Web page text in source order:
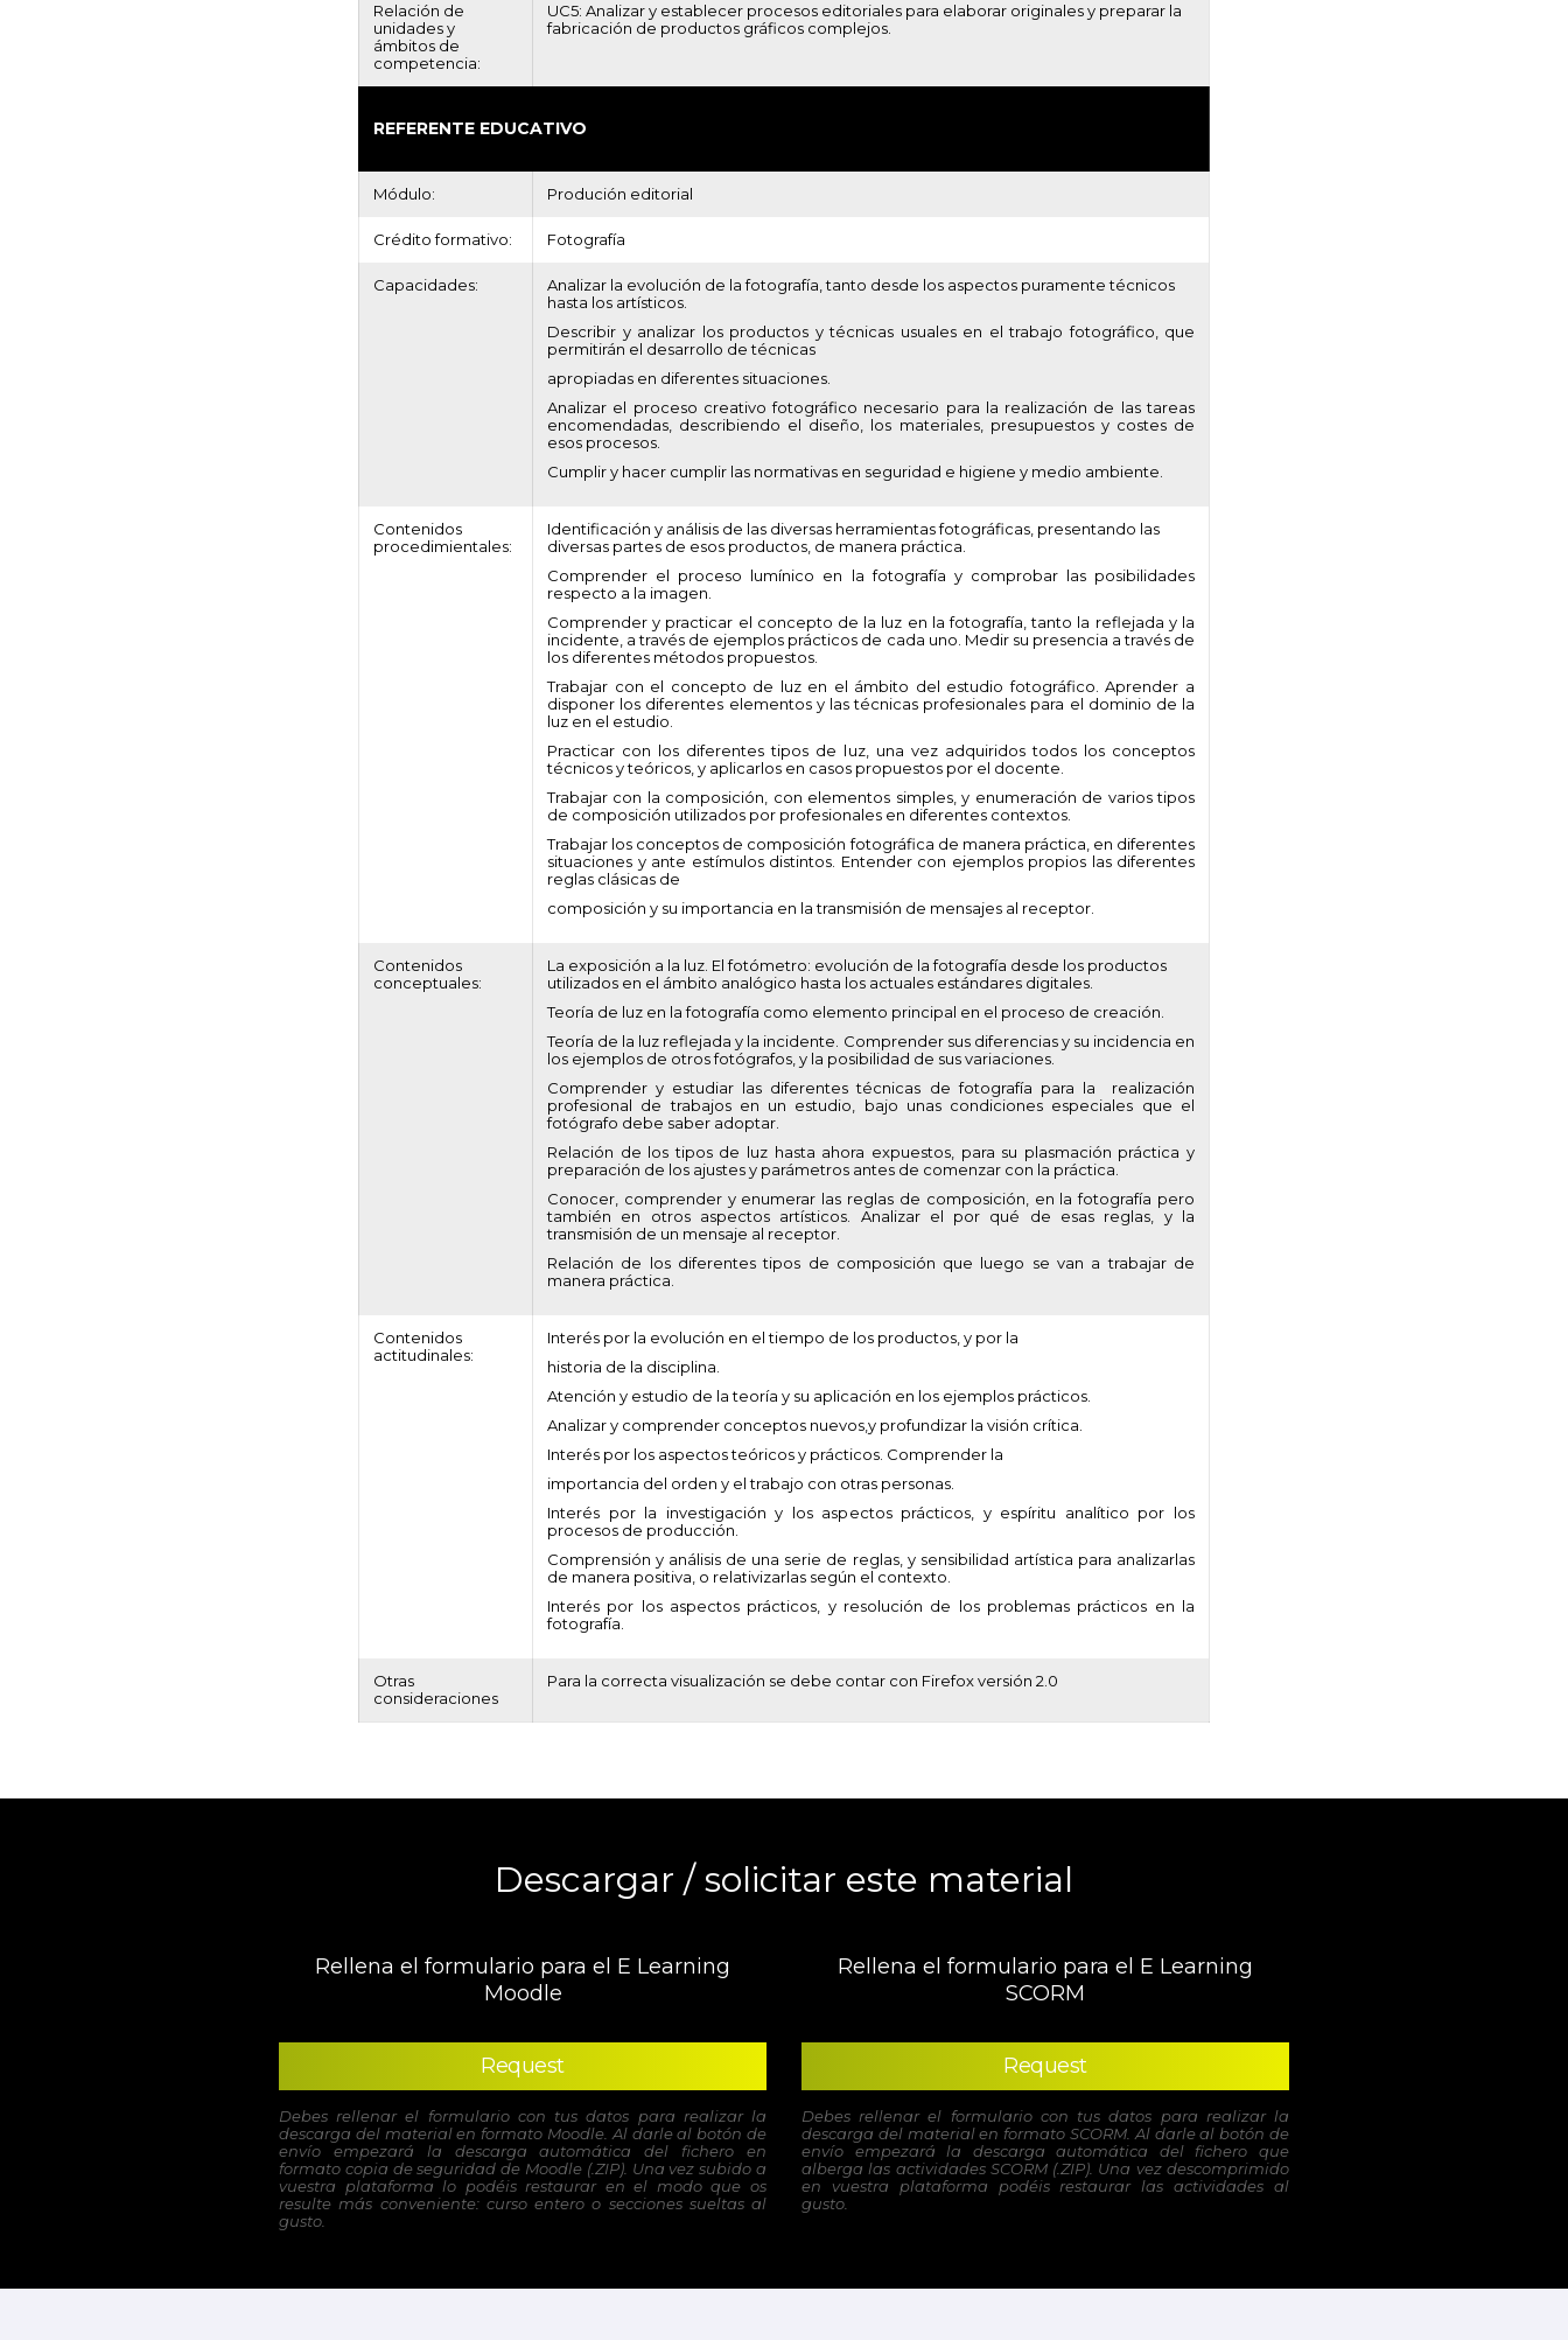
Relación de
unidades y
ámbitos de
competencia:
UC5: Analizar y establecer procesos editoriales para elaborar originales y preparar la
fabricación de productos gráficos complejos.
REFERENTE EDUCATIVO
Módulo: Produción editorial
Crédito formativo: Fotografía
Capacidades:
Analizar la evolución de la fotografía, tanto desde los aspectos puramente técnicos
hasta los artísticos.
Describir y analizar los productos y técnicas usuales en el trabajo fotográfico, que
permitirán el desarrollo de técnicas
apropiadas en diferentes situaciones.
Analizar el proceso creativo fotográfico necesario para la realización de las tareas
encomendadas, describiendo el diseño, los materiales, presupuestos y costes de
esos procesos.
Cumplir y hacer cumplir las normativas en seguridad e higiene y medio ambiente.
Contenidos
procedimientales:
Identificación y análisis de las diversas herramientas fotográficas, presentando las
diversas partes de esos productos, de manera práctica.
Comprender el proceso lumínico en la fotografía y comprobar las posibilidades
respecto a la imagen.
Comprender y practicar el concepto de la luz en la fotografía, tanto la reflejada y la
incidente, a través de ejemplos prácticos de cada uno. Medir su presencia a través de
los diferentes métodos propuestos.
Trabajar con el concepto de luz en el ámbito del estudio fotográfico. Aprender a
disponer los diferentes elementos y las técnicas profesionales para el dominio de la
luz en el estudio.
Practicar con los diferentes tipos de luz, una vez adquiridos todos los conceptos
técnicos y teóricos, y aplicarlos en casos propuestos por el docente.
Trabajar con la composición, con elementos simples, y enumeración de varios tipos
de composición utilizados por profesionales en diferentes contextos.
Trabajar los conceptos de composición fotográfica de manera práctica, en diferentes
situaciones y ante estímulos distintos. Entender con ejemplos propios las diferentes
reglas clásicas de
composición y su importancia en la transmisión de mensajes al receptor.
Contenidos
conceptuales:
La exposición a la luz. El fotómetro: evolución de la fotografía desde los productos
utilizados en el ámbito analógico hasta los actuales estándares digitales.
Teoría de luz en la fotografía como elemento principal en el proceso de creación.
Teoría de la luz reflejada y la incidente. Comprender sus diferencias y su incidencia en
los ejemplos de otros fotógrafos, y la posibilidad de sus variaciones.
Comprender y estudiar las diferentes técnicas de fotografía para la realización
profesional de trabajos en un estudio, bajo unas condiciones especiales que el
fotógrafo debe saber adoptar.
Relación de los tipos de luz hasta ahora expuestos, para su plasmación práctica y
preparación de los ajustes y parámetros antes de comenzar con la práctica.
Conocer, comprender y enumerar las reglas de composición, en la fotografía pero
también en otros aspectos artísticos. Analizar el por qué de esas reglas, y la
transmisión de un mensaje al receptor.
Relación de los diferentes tipos de composición que luego se van a trabajar de
manera práctica.
Contenidos
actitudinales:
Interés por la evolución en el tiempo de los productos, y por la
historia de la disciplina.
Atención y estudio de la teoría y su aplicación en los ejemplos prácticos.
Analizar y comprender conceptos nuevos,y profundizar la visión crítica.
Interés por los aspectos teóricos y prácticos. Comprender la
importancia del orden y el trabajo con otras personas.
Interés por la investigación y los aspectos prácticos, y espíritu analítico por los
procesos de producción.
Comprensión y análisis de una serie de reglas, y sensibilidad artística para analizarlas
de manera positiva, o relativizarlas según el contexto.
Interés por los aspectos prácticos, y resolución de los problemas prácticos en la
fotografía.
Otras
consideraciones
Para la correcta visualización se debe contar con Firefox versión 2.0
Descargar / solicitar este material
Rellena el formulario para el E Learning
Moodle
Request
Debes rellenar el formulario con tus datos para realizar la
descarga del material en formato Moodle. Al darle al botón de
envío empezará la descarga automática del fichero en
formato copia de seguridad de Moodle (.ZIP). Una vez subido a
vuestra plataforma lo podéis restaurar en el modo que os
resulte más conveniente: curso entero o secciones sueltas al
gusto.
Rellena el formulario para el E Learning
SCORM
Request
Debes rellenar el formulario con tus datos para realizar la
descarga del material en formato SCORM. Al darle al botón de
envío empezará la descarga automática del fichero que
alberga las actividades SCORM (.ZIP). Una vez descomprimido
en vuestra plataforma podéis restaurar las actividades al
gusto.